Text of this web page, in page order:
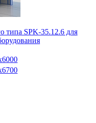
типа SPK-35.12.6 для